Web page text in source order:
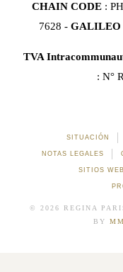
CHAIN CODE :
7628 - GALILEO
TVA
: N°
SITUACIÓN
NOTAS LEGALES
SITIOS
© 2026 REGINA
BY